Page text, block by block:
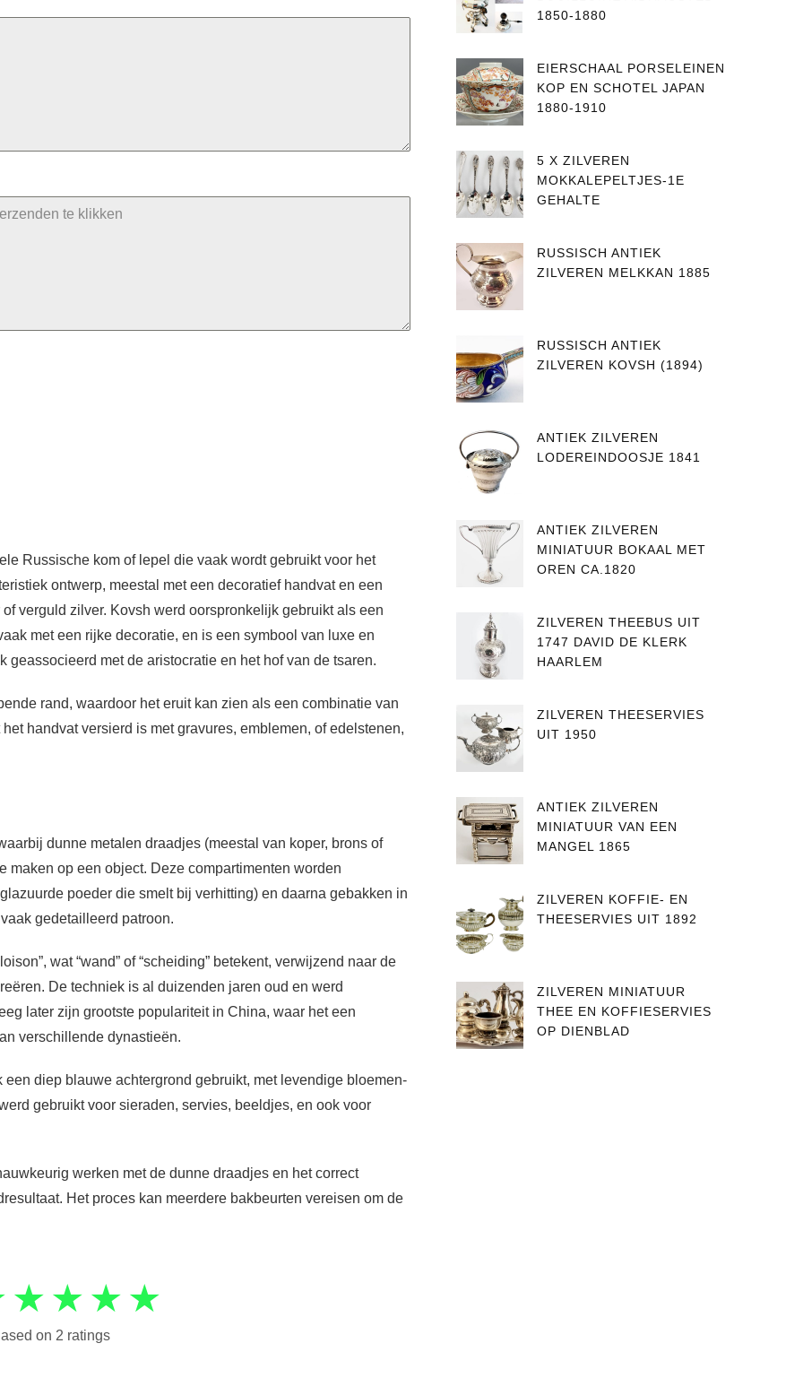
Russische kom of lepel die vaak wordt gebruikt voor het
ontwerp, meestal met een decoratief handvat en een
verguld zilver. Kovsh werd oorspronkelijk gebruikt als een
met een rijke decoratie, en is een symbool van luxe en
met de aristocratie en het hof van de tsaren.
rand, waardoor het eruit kan zien als een combinatie van
handvat versierd is met gravures, emblemen, of edelstenen,
dunne metalen draadjes (meestal van koper, brons of
maken op een object. Deze compartimenten worden
poeder die smelt bij verhitting) en daarna gebakken in
gedetailleerd patroon.
wat “wand” of “scheiding” betekent, verwijzend naar de
De techniek is al duizenden jaren oud en werd
later zijn grootste populariteit in China, waar het een
verschillende dynastieën.
diep blauwe achtergrond gebruikt, met levendige bloemen-
gebruikt voor sieraden, servies, beeldjes, en ook voor
werken met de dunne draadjes en het correct
Het proces kan meerdere bakbeurten vereisen om de
★ ★ ★ ★
on 2 ratings
1850-1880
EIERSCHAAL PORSELEINEN
KOP EN SCHOTEL JAPAN
1880-1910
5 X ZILVEREN
MOKKALEPELTJES-1E
GEHALTE
RUSSISCH ANTIEK
ZILVEREN MELKKAN 1885
RUSSISCH ANTIEK
ZILVEREN KOVSH (1894)
ANTIEK ZILVEREN
LODEREINDOOSJE 1841
ANTIEK ZILVEREN
MINIATUUR BOKAAL MET
OREN CA.1820
ZILVEREN THEEBUS UIT
1747 DAVID DE KLERK
HAARLEM
ZILVEREN THEESERVIES
UIT 1950
ANTIEK ZILVEREN
MINIATUUR VAN EEN
MANGEL 1865
ZILVEREN KOFFIE- EN
THEESERVIES UIT 1892
ZILVEREN MINIATUUR
THEE EN KOFFIESERVIES
OP DIENBLAD